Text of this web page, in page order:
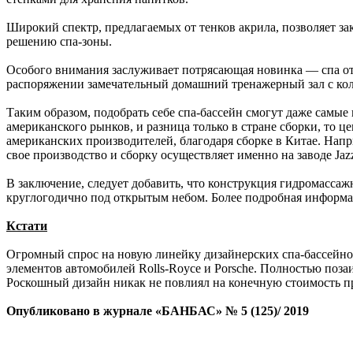
Широкий спектр, предлагаемых от тенков акрила, позволяет
решению спа-зоны.
Особого внимания заслуживает потрясающая новинка — спа
распоряжении замечательный домашний тренажерный зал с
Таким образом, подобрать себе спа-бассейн смогут даже
американского рынков, и разница только в стране сборки, то
американских производителей, благодаря сборке в Китае.
свое производство и сборку осуществляет именно на заводе
В заключение, следует добавить, что конструкция
круглогодично под открытым небом. Более подробная
Кстати
Огромный спрос на новую линейку дизайнерских спа-
элементов автомобилей Rolls-Royce и Porsche. Полностью
Роскошный дизайн никак не повлиял на конечную стоимость
Опубликовано в журнале «БАНБАС» № 5 (125)/ 2019